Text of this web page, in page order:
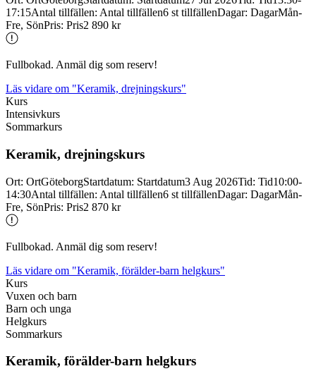
17:15Antal tillfällen: Antal tillfällen6 st tillfällenDagar: DagarMån-
Fre, SönPris: Pris2 890 kr
Fullbokad. Anmäl dig som reserv!
Läs vidare om "Keramik, drejningskurs"
Kurs
Intensivkurs
Sommarkurs
Keramik, drejningskurs
Ort: OrtGöteborgStartdatum: Startdatum3 Aug 2026Tid: Tid10:00-
14:30Antal tillfällen: Antal tillfällen6 st tillfällenDagar: DagarMån-
Fre, SönPris: Pris2 870 kr
Fullbokad. Anmäl dig som reserv!
Läs vidare om "Keramik, förälder-barn helgkurs"
Kurs
Vuxen och barn
Barn och unga
Helgkurs
Sommarkurs
Keramik, förälder-barn helgkurs